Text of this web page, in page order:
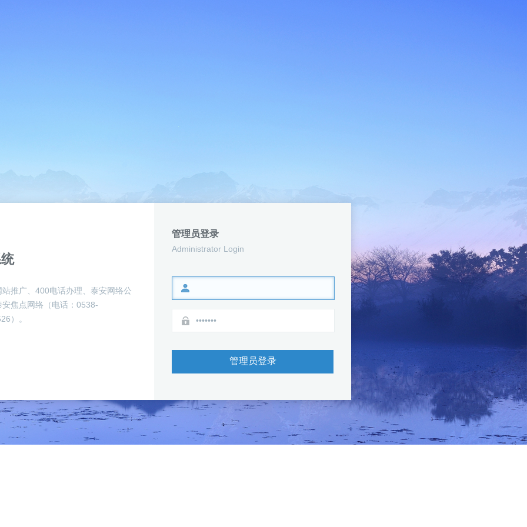
推广、400电话办理、泰安网络公
焦点网络（电话：0538-
）。
管理员登录
Administrator Login